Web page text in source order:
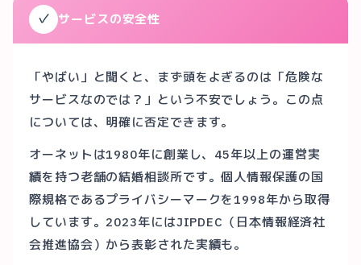
✓ サービスの安全性
「やばい」と聞くと、まず頭をよぎるのは「危険な
サービスなのでは？」という不安でしょう。この点
については、明確に否定できます。
オーネットは1980年に創業し、45年以上の運営実
績を持つ老舗の結婚相談所です。個人情報保護の国
際規格であるプライバシーマークを1998年から取得
しています。2023年にはJIPDEC（日本情報経済社
会推進協会）から表彰された実績も。